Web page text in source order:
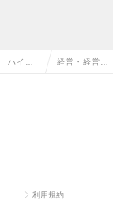
ハイク 経営・経営企
利用規約